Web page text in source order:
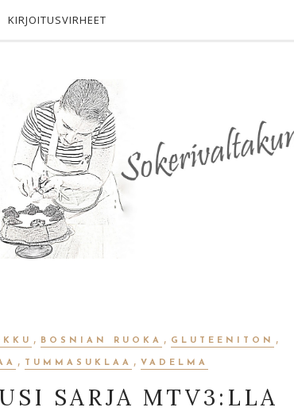
KIRJOITUSVIRHEET
, BOSNIAN RUOKA , GLUTEENITON ,
, TUMMASUKLAA , VADELMA
SARJA MTV3:LLA